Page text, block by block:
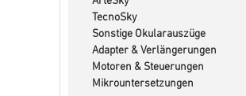
TecnoSky
Sonstige Okularauszüge
Adapter & Verlängerungen
Motoren & Steuerungen
Mikrountersetzungen